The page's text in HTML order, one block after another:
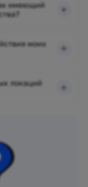
имеющий
моих
локаций